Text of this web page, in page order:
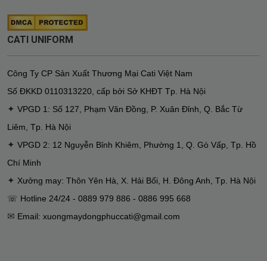
CATI UNIFORM
Công Ty CP Sản Xuất Thương Mại Cati Việt Nam
Số ĐKKD 0110313220 cấp bởi Sở KHĐT Tp. Hà Nội
✦ VPGD 1: Số 127, Phạm Văn Đồng, P. Xuân Đỉnh, Q. Bắc Từ
Liêm, Tp. Hà Nội
✦ VPGD 2: 12 Nguyễn Bỉnh Khiêm, Phường 1, Q. Gò Vấp, Tp. Hồ
Chí Minh
✦ Xưởng may: Thôn Yên Hà, X. Hải Bối, H. Đông Anh, Tp. Hà Nội
☏ Hotline 24/24 - 0889 979 886 - 0886 995 668
✉ Email: xuongmaydongphuccati@gmail.com